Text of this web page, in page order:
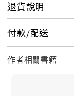
野・テーマ・観
に、「ステップ
退貨說明
付款/配送
作者相關書籍